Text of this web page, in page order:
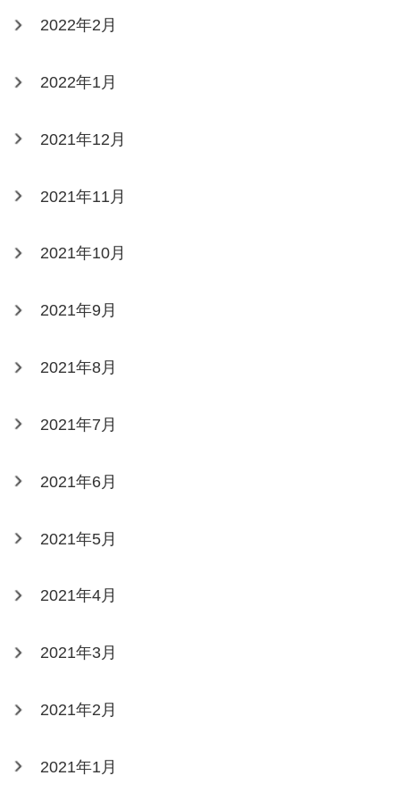
2022年2月
2022年1月
2021年12月
2021年11月
2021年10月
2021年9月
2021年8月
2021年7月
2021年6月
2021年5月
2021年4月
2021年3月
2021年2月
2021年1月